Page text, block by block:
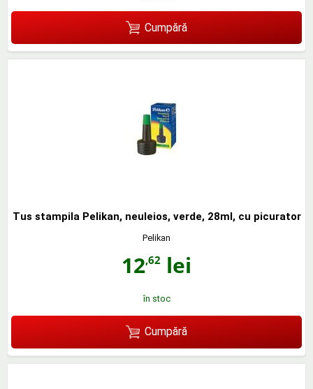
Cumpără
Tus stampila Pelikan, neuleios, verde, 28ml, cu picurator
Pelikan
12,62 lei
în stoc
Cumpără